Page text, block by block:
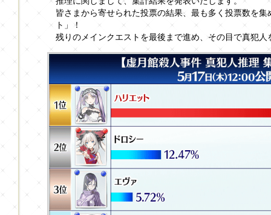
皆さまから寄せられた投票の結果、最も多く投票数を
ト」！
残りのメインクエストを最後まで進め、その目で真犯人